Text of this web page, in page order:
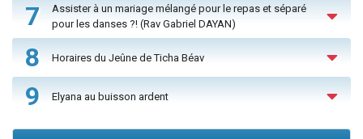
7
Assister à un mariage mélangé pour le repas et séparé
pour les danses ?! (Rav Gabriel DAYAN)
8 Horaires du Jeûne de Ticha Béav
9 Elyana au buisson ardent